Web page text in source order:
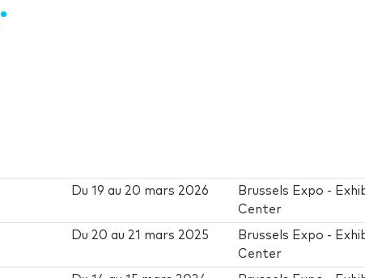
Du19 au 20 mars 2026
Brussels Expo -
Center
Du 20 au 21 mars 2025
Brussels Expo -
Center